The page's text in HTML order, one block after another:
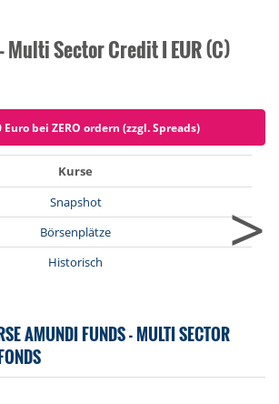
Multi Sector Credit I EUR (C)
bei ZERO ordern (zzgl. Spreads)
Kurse
Snapshot
Börsenplätze
Historisch
>
AMUNDI FUNDS - MULTI SECTOR